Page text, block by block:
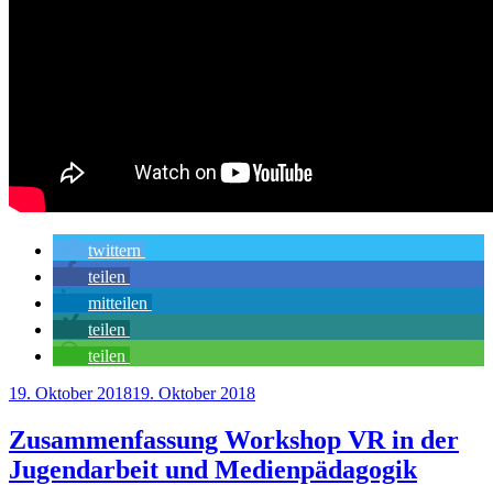
twittern
teilen
mitteilen
teilen
teilen
Veröffentlicht
19. Oktober 201819. Oktober 2018
Zusammenfassung Workshop VR in der
Jugendarbeit und Medienpädagogik